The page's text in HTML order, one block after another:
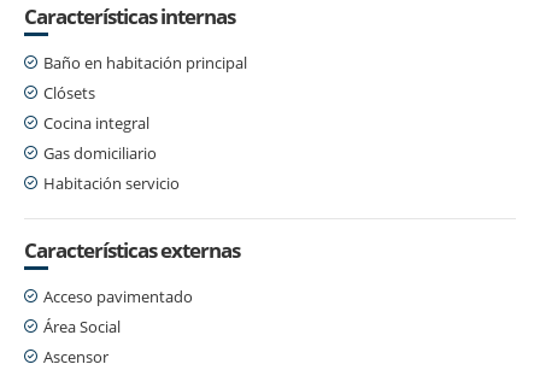
Características internas
Baño en habitación principal
Clósets
Cocina integral
Gas domiciliario
Habitación servicio
Características externas
Acceso pavimentado
Área Social
Ascensor